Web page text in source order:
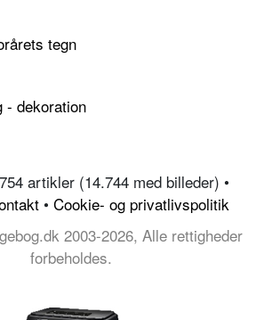
tegn
- dekoration
artikler (14.744 med billeder) •
• Cookie- og privatlivspolitik
2003-2026, Alle rettigheder
forbeholdes.